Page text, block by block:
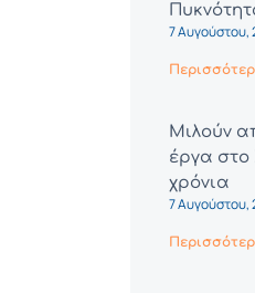
7 Αυγούστου,
Μιλούν
έργα στο
χρόνια
7 Αυγούστου,